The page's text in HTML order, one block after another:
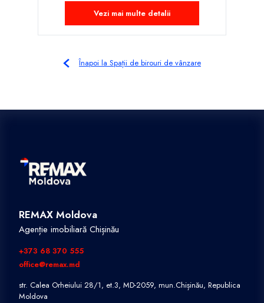
Vezi mai multe detalii
Înapoi la Spații de birouri de vânzare
REMAX Moldova
Agenție imobiliară Chișinău
+373 68 370 555
office@remax.md
str. Calea Orheiului 28/1, et.3, MD-2059, mun.Chișinău, Republica
Moldova